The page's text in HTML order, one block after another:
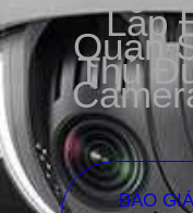
Lắp
Quan
Thủ
BÁO